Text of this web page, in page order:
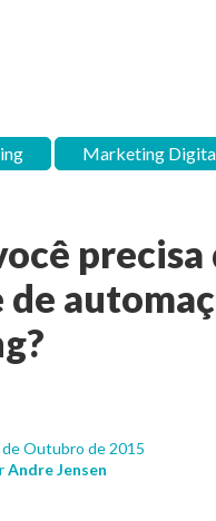
Marketing
precisa
de Outubro de 2015
Andre Jensen